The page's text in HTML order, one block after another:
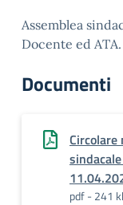
Assemblea
Docente ed ATA.
Documenti
pdf - 241